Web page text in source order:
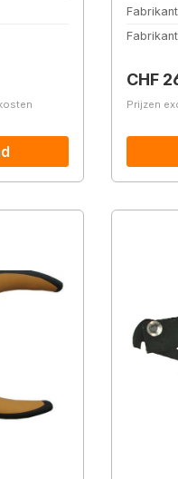
Fabrikant
CHF
Prijzen